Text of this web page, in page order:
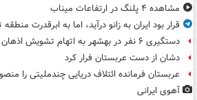
مشاهده ۴ پلنگ در ارتفاعات میناب
قرار بود ایران به زانو درآید، اما به ابرقدرت
دستگیری ۶ نفر در بهشهر به اتهام تشویش اذهان عمومی
دشان از دست عربستان فرار کرد
عربستان فرمانده ائتلاف دریایی چندملیتی را
آهوی ایرانی